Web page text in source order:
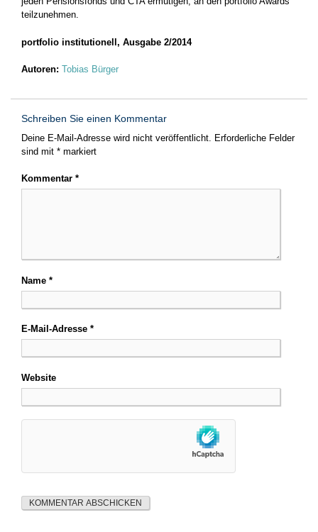
teilzunehmen.
portfolio institutionell, Ausgabe 2/2014
Autoren: Tobias Bürger
Schreiben Sie einen Kommentar
Deine E-Mail-Adresse wird nicht veröffentlicht. Erforderliche Felder
sind mit * markiert
Kommentar *
Name *
E-Mail-Adresse *
Website